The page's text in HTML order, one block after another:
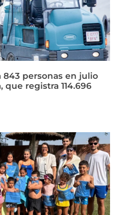
843 personas en julio
que registra 114.696